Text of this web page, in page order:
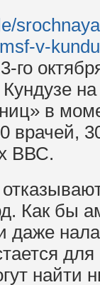
v-
го
в
врачей,
ВВС.
Как бы
даже
для
найти